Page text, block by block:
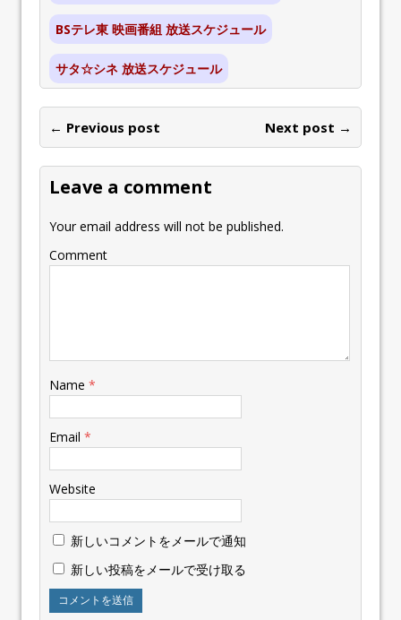
BSテレ東 映画番組 放送スケジュール
サタ☆シネ 放送スケジュール
← Previous post Next post →
Leave a comment
Your email address will not be published.
Comment
Name *
Email *
Website
新しいコメントをメールで通知
新しい投稿をメールで受け取る